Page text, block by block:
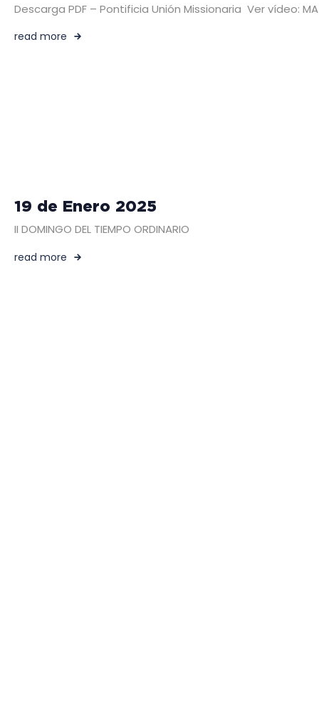
Descarga PDF – Pontificia Unión Missionaria Ver vídeo:
read more
19 de Enero 2025
II DOMINGO DEL TIEMPO ORDINARIO
read more